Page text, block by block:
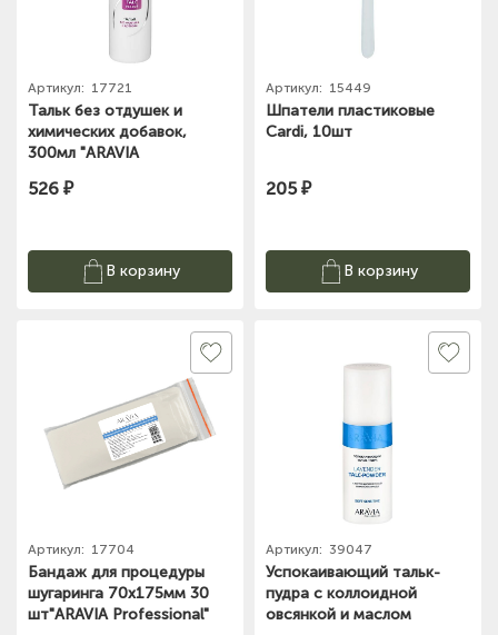
Артикул: 17721
Тальк без отдушек и
химических добавок,
300мл "ARAVIA
526 ₽
В корзину
Артикул: 15449
Шпатели пластиковые
Сardi, 10шт
205 ₽
В корзину
Артикул: 17704
Бандаж для процедуры
шугаринга 70х175мм 30
шт"ARAVIA Professional"
Артикул: 39047
Успокаивающий тальк-
пудра с коллоидной
овсянкой и маслом